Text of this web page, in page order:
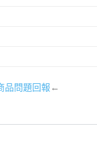
品問題回報 ←